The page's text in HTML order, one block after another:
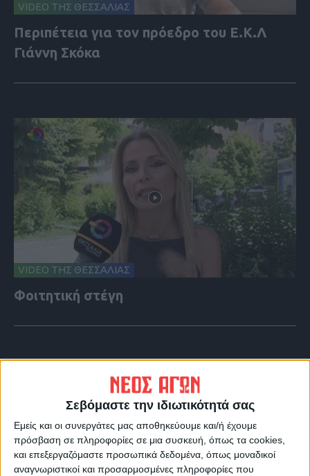
Σεβόμαστε την ιδιωτικότητά σας
Εμείς και οι συνεργάτες μας αποθηκεύουμε και/ή έχουμε
πρόσβαση σε πληροφορίες σε μια συσκευή, όπως τα cookies,
και επεξεργαζόμαστε προσωπικά δεδομένα, όπως μοναδικοί
αναγνωριστικοί και προσαρμοσμένες πληροφορίες που
VIDEO ΤΗΣ ΘΕΣΣΑΛΙΑΣ
Περιπέτεια για τον πρόεδρο του Ε.Κ.Λ
Γιάννη Σκόκα
VIDEO ΤΗΣ ΘΕΣΣΑΛΙΑΣ
Φοιτητική στέγη